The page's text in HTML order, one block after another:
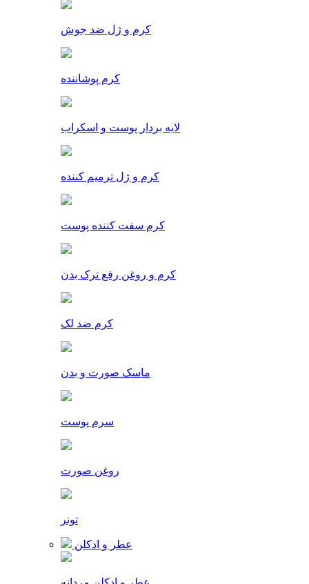
کرم و ژل ضد جوش
کرم پوشاننده
لایه بردار پوست و اسکراب
کرم و ژل ترمیم کننده
کرم سفت کننده پوست
کرم و روغن رفع ترک بدن
کرم ضد لک
ماسک صورت و بدن
سرم پوست
روغن صورت
تونر
عطر و ادکلن